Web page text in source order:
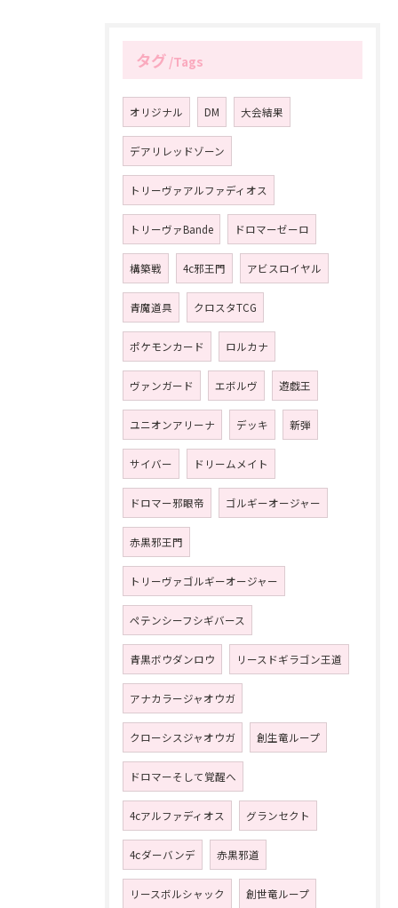
タグ Tags
オリジナル DM 大会結果
デアリレッドゾーン
トリーヴァアルファディオス
トリーヴァBande ドロマーゼーロ
構築戦 4c邪王門 アビスロイヤル
青魔道具 クロスタTCG
ポケモンカード ロルカナ
ヴァンガード エボルヴ 遊戯王
ユニオンアリーナ デッキ 新弾
サイバー ドリームメイト
ドロマー邪眼帝 ゴルギーオージャー
赤黒邪王門
トリーヴァゴルギーオージャー
ペテンシーフシギバース
青黒ボウダンロウ リースドギラゴン王道
アナカラージャオウガ
クローシスジャオウガ 創生竜ループ
ドロマーそして覚醒へ
4cアルファディオス グランセクト
4ⅽダーバンデ 赤黒邪道
リースボルシャック 創世竜ループ